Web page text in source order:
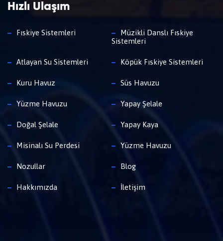
Hızlı Ulaşım
Fıskiye Sistemleri
Müzikli Danslı Fıskiye
Sistemleri
Atlayan Su Sistemleri Köpük Fıskiye Sistemleri
Kuru Havuz Süs Havuzu
Yüzme Havuzu Yapay Şelale
Doğal Şelale Yapay Kaya
Misinalı Su Perdesi Yüzme Havuzu
Nozullar Blog
Hakkımızda İletişim